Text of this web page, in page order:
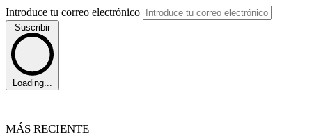
Introduce tu correo electrónico
Suscribir
Loading...
MÁS RECIENTE